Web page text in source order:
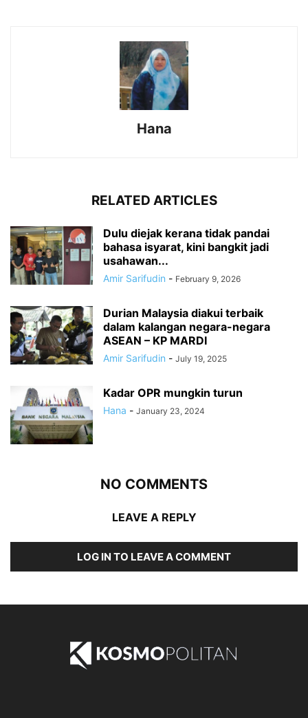
Hana
RELATED ARTICLES
Dulu diejak kerana tidak pandai
bahasa isyarat, kini bangkit jadi
usahawan...
Amir Sarifudin - February 9, 2026
Durian Malaysia diakui terbaik
dalam kalangan negara-negara
ASEAN – KP MARDI
Amir Sarifudin - July 19, 2025
Kadar OPR mungkin turun
Hana - January 23, 2024
NO COMMENTS
LEAVE A REPLY
LOG IN TO LEAVE A COMMENT